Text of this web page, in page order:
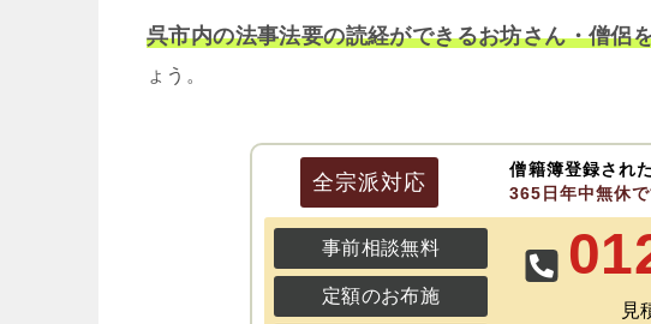
呉市内の法事法要の読経ができるお坊さん・僧侶
ょう。
全宗派対応
僧籍簿登録され
365日年中無休で
事前相談無料
定額のお布施
見